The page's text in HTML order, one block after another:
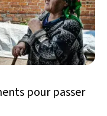
pour passer